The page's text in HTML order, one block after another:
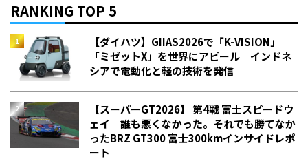
RANKING TOP 5
【ダイハツ】GIIAS2026で「K-VISION」
「ミゼットX」を世界にアピール インドネ
シアで電動化と軽の技術を発信
【スーパーGT2026】 第4戦 富士スピードウ
ェイ 誰も悪くなかった。それでも勝てなか
った――BRZ GT300 富士300kmインサイドレポ
ート